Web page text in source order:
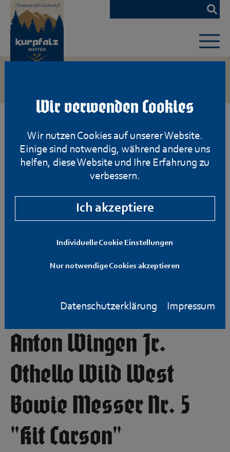
Wir verwenden Cookies
Wir nutzen Cookies auf unserer Website.
Einige sind notwendig, während andere uns
helfen, diese Website und Ihre Erfahrung zu
verbessern.
Ich akzeptiere
Individuelle Cookie Einstellungen
Nur notwendige Cookies akzeptieren
Datenschutzerklärung Impressum
Zum
Hauptinhalt
springen
Anton Wingen Jr.
Othello Wild West
Bowie Messer Nr. 5
"Kit Carson"